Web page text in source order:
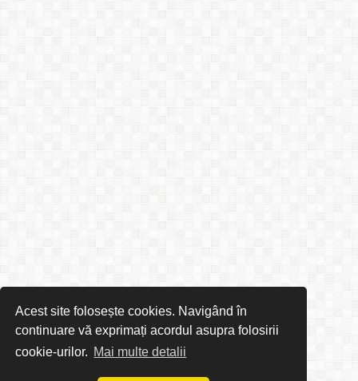
Acest site folosește cookies. Navigând în
continuare vă exprimați acordul asupra folosirii
cookie-urilor. Mai multe detalii